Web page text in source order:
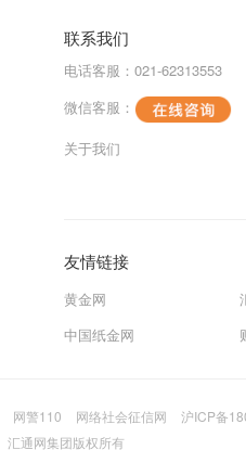
联系我们
电话客服：021-62313553
微信客服：
关于我们
友情链接
黄金网
中国纸金网
网警110 网络社会征信网
沪ICP备
汇通网集团版权所有